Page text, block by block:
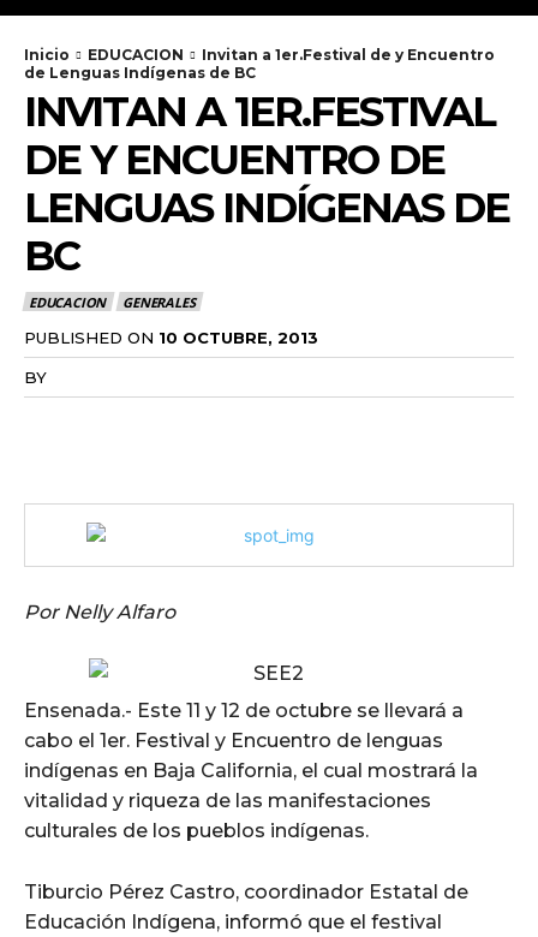
Inicio EDUCACION
Invitan a 1er.Festival de y Encuentro
de Lenguas Indígenas de BC
INVITAN A 1ER.FESTIVAL
DE Y ENCUENTRO DE
LENGUAS INDÍGENAS DE
BC
EDUCACION GENERALES
PUBLISHED ON 10 OCTUBRE, 2013
BY
Por Nelly Alfaro
Ensenada.- Este 11 y 12 de octubre se llevará a
cabo el 1er. Festival y Encuentro de lenguas
indígenas en Baja California, el cual mostrará la
vitalidad y riqueza de las manifestaciones
culturales de los pueblos indígenas.
Tiburcio Pérez Castro, coordinador Estatal de
Educación Indígena, informó que el festival